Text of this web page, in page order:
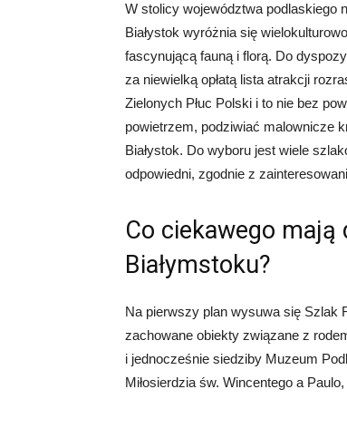
W stolicy województwa podlaskiego
Białystok wyróżnia się
fascynującą fauną i florą. Do
za niewielką opłatą lista atrakcji
Zielonych Płuc Polski i to nie bez
powietrzem, podziwiać malownicze
Białystok. Do wyboru jest wiele
odpowiedni, zgodnie z
Co ciekawego
Białymstoku?
Na pierwszy plan wysuwa się Szlak
zachowane obiekty związane z
i jednocześnie siedziby Muzeum
Miłosierdzia św. Wincentego a